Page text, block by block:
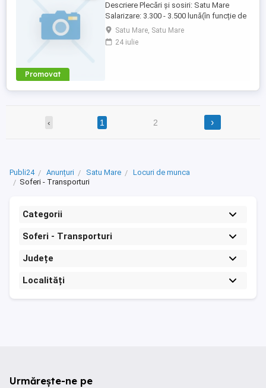
Promovat
Descriere Plecări și sosiri: Satu Mare
Salarizare: 3.300 - 3.500 lună(în funcție de
rută). Plata în două tranșe (pe 10 și 25 ale
lunii), în cont de Euro. Contract de
România, cu toată suma (salariu + diurnă).
Satu Mare, Satu Mare
24 iulie
‹ 1 2 ›
Publi24 Anunțuri Satu Mare
Locuri de munca
Soferi - Transporturi
Categorii
Soferi - Transporturi
Județe
Localități
Urmărește-ne pe